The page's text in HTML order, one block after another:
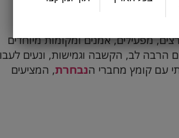
מפעילים, אמנים ומקומות מיוחדים
הרבה לב, הקשבה וגמישות, ונעים
עם קומץ מחברי הנבחרת, המציעים